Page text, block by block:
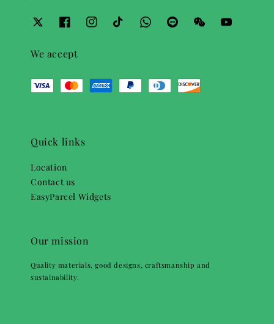
We accept
Quick links
Location
Contact us
EasyParcel Widgets
Our mission
Quality materials, good designs, craftsmanship and
sustainability.